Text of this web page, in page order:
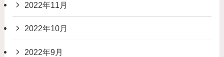
2022年11月
2022年10月
2022年9月